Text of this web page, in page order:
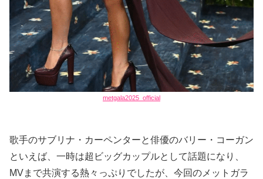
metgala2025_official
歌手のサブリナ・カーペンターと俳優のバリー・コーガン
といえば、一時は超ビッグカップルとして話題になり、
MVまで共演する熱々っぷりでしたが、今回のメットガラ